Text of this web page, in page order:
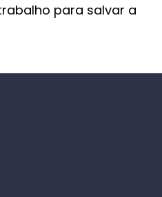
para salvar a